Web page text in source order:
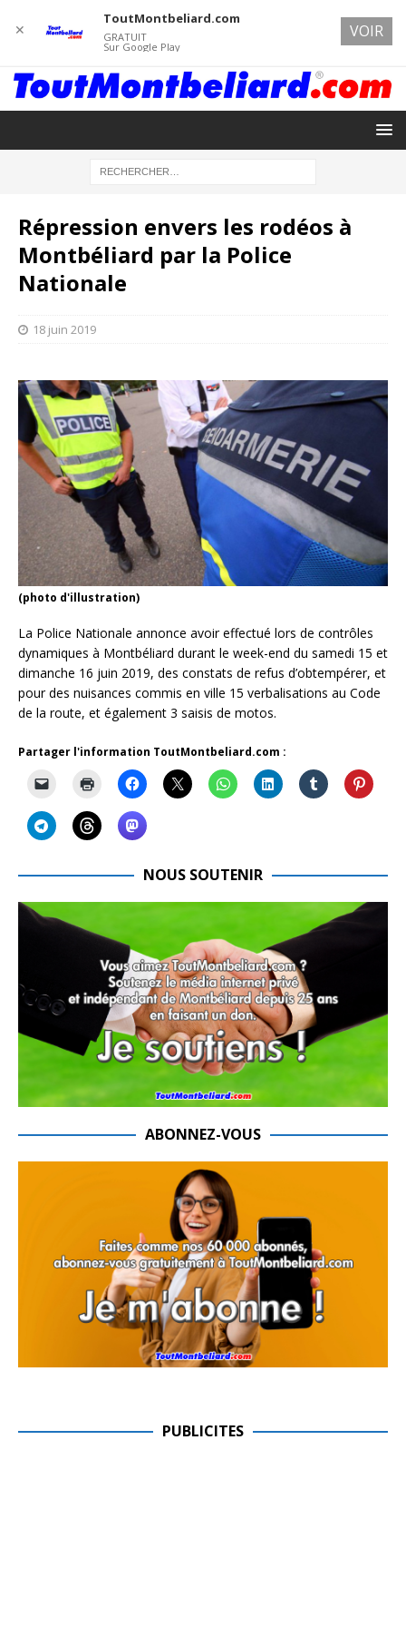
Répression envers les rodéos à
Montbéliard par la Police
Nationale
18 juin 2019
(photo d'illustration)
La Police Nationale annonce avoir effectué lors de contrôles
dynamiques à Montbéliard durant le week-end du samedi 15 et
dimanche 16 juin 2019, des constats de refus d’obtempérer, et
pour des nuisances commis en ville 15 verbalisations au Code
de la route, et également 3 saisis de motos.
Partager l'information ToutMontbeliard.com :
NOUS SOUTENIR
ABONNEZ-VOUS
PUBLICITES
✕
ToutMontbeliard.com
GRATUIT
Sur Google Play
VOIR